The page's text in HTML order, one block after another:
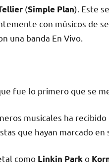
(Simple Plan). Este
con músicos de
una banda En Vivo.
fue lo primero que se
musicales ha
que hayan marcado en
como Linkin Parko